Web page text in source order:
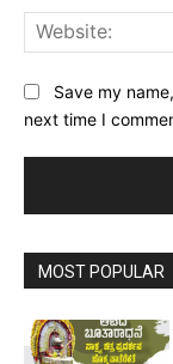
Save my
next time I
MOST POPULAR